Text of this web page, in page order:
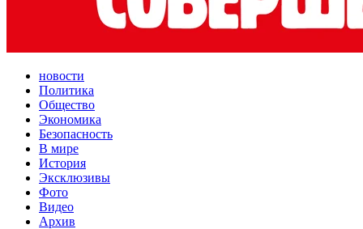
новости
Политика
Общество
Экономика
Безопасность
В мире
История
Эксклюзивы
Фото
Видео
Архив